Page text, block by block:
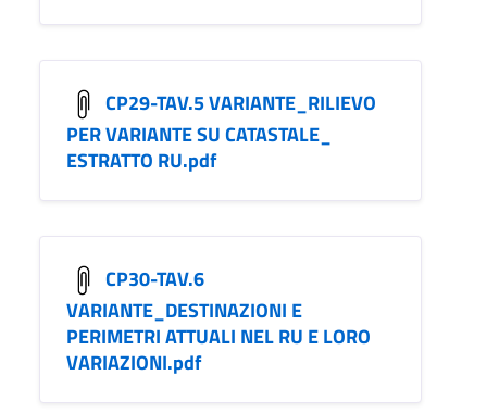
CP29-TAV.5 VARIANTE_RILIEVO
PER VARIANTE SU CATASTALE_
ESTRATTO RU.pdf
CP30-TAV.6
VARIANTE_DESTINAZIONI E
PERIMETRI ATTUALI NEL RU E LORO
VARIAZIONI.pdf